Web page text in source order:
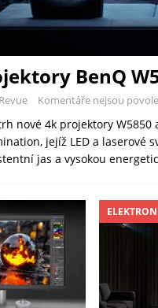
BenQ
Komentáře nejsou
nové 4k projektory
jejíž LED a laserové
jas a vysokou